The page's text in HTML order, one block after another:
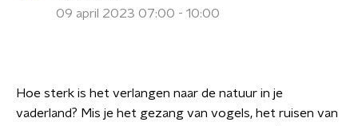
09 april 2023 07:00 - 10:00
Hoe sterk is het verlangen naar de natuur in je
vaderland? Mis je het gezang van vogels, het ruisen van